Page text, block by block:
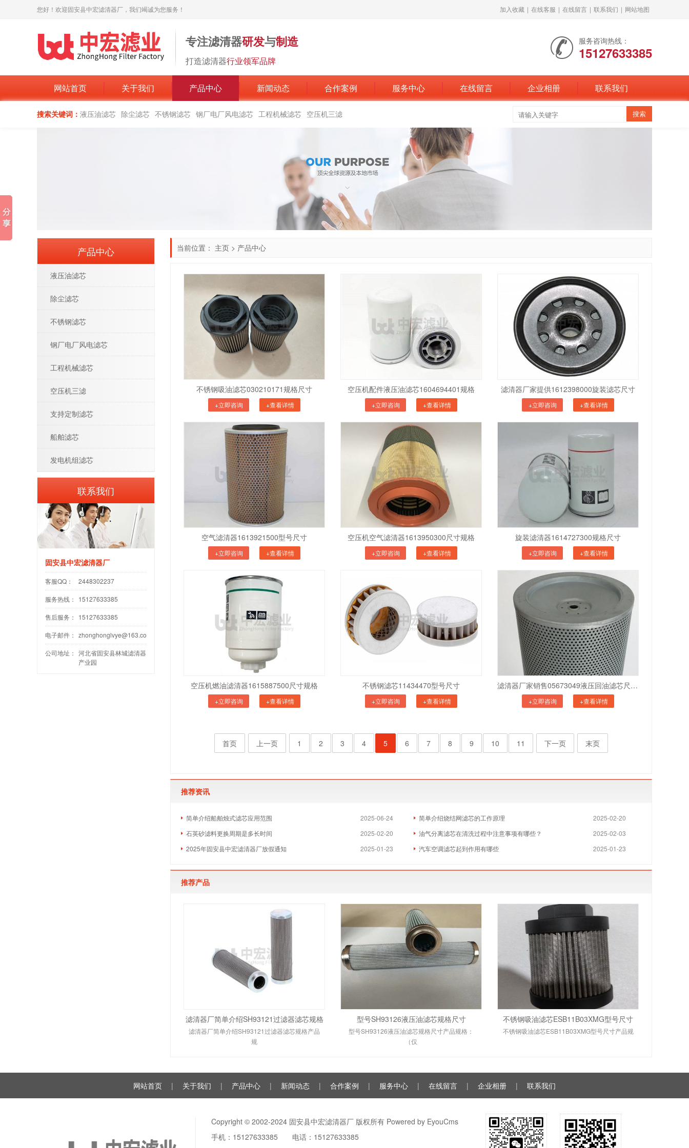
您好！欢迎固安县中宏滤清器厂，我们竭诚为您服务！ 加入收藏 | 在线客服 | 在线留言 | 联系我们 | 网站地图
专注滤清器研发与制造
打造滤清器行业领军品牌
服务咨询热线：
15127633385
网站首页 关于我们 产品中心 新闻动态 合作案例 服务中心 在线留言 企业相册 联系我们
搜索关键词： 液压油滤芯 除尘滤芯 不锈钢滤芯 钢厂电厂风电滤芯 工程机械滤芯 空压机三滤
当前位置： 主页 > 产品中心
不锈钢吸油滤芯030210171规格尺寸
+立即咨询 +查看详情
空压机配件液压油滤芯1604694401规格
+立即咨询 +查看详情
滤清器厂家提供1612398000旋装滤芯尺寸
+立即咨询 +查看详情
空气滤清器1613921500型号尺寸
+立即咨询 +查看详情
空压机空气滤清器1613950300尺寸规格
+立即咨询 +查看详情
旋装滤清器1614727300规格尺寸
+立即咨询 +查看详情
空压机燃油滤清器1615887500尺寸规格
+立即咨询 +查看详情
不锈钢滤芯11434470型号尺寸
+立即咨询 +查看详情
滤清器厂家销售05673049液压回油滤芯尺寸规格
+立即咨询 +查看详情
首页 上一页 1 2 3 4 5 6 7 8 9 10 11 下一页 末页
推荐资讯
2025-06-24
简单介绍船舶烛式滤芯应用范围 2025-02-20
简单介绍烧结网滤芯的工作原理
2025-02-20
石英砂滤料更换周期是多长时间 2025-02-03
油气分离滤芯在清洗过程中注意事项有哪些？
2025-01-23
2025年固安县中宏滤清器厂放假通知 2025-01-23
汽车空调滤芯起到作用有哪些
推荐产品
滤清器厂简单介绍SH93121过滤器滤芯规格
滤清器厂简单介绍SH93121过滤器滤芯规格产品
规
型号SH93126液压油滤芯规格尺寸
型号SH93126液压油滤芯规格尺寸产品规格：
（仅
不锈钢吸油滤芯ESB11B03XMG型号尺寸
不锈钢吸油滤芯ESB11B03XMG型号尺寸产品规
产品中心
液压油滤芯
除尘滤芯
不锈钢滤芯
钢厂电厂风电滤芯
工程机械滤芯
空压机三滤
支持定制滤芯
船舶滤芯
发电机组滤芯
联系我们
固安县中宏滤清器厂
客服QQ： 2448302237
服务热线： 15127633385
售后服务： 15127633385
电子邮件： zhonghonglvye@163.com
公司地址： 河北省固安县林城滤清器
产业园
网站首页 | 关于我们 | 产品中心 | 新闻动态 | 合作案例 | 服务中心 | 在线留言 | 企业相册 | 联系我们
Copyright © 2002-2024 固安县中宏滤清器厂 版权所有 Powered by EyouCms
手机：15127633385 电话：15127633385